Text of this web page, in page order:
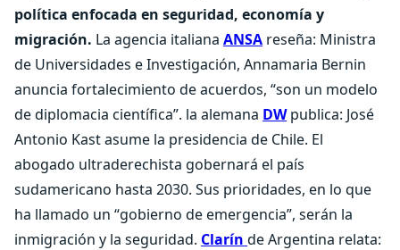
política enfocada en seguridad, economía y
migración. La agencia italiana ANSA reseña: Ministra
de Universidades e Investigación, Annamaria Bernin
anuncia fortalecimiento de acuerdos, “son un modelo
de diplomacia científica”. la alemana DWpublica: José
Antonio Kast asume la presidencia de Chile. El
abogado ultraderechista gobernará el país
sudamericano hasta 2030. Sus prioridades, en lo que
ha llamado un “gobierno de emergencia”, serán la
inmigración y la seguridad. Clarín de Argentina relata: